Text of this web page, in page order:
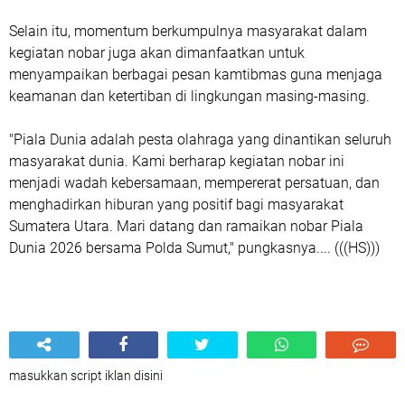
Selain itu, momentum berkumpulnya masyarakat dalam
kegiatan nobar juga akan dimanfaatkan untuk
menyampaikan berbagai pesan kamtibmas guna menjaga
keamanan dan ketertiban di lingkungan masing-masing.
"Piala Dunia adalah pesta olahraga yang dinantikan seluruh
masyarakat dunia. Kami berharap kegiatan nobar ini
menjadi wadah kebersamaan, mempererat persatuan, dan
menghadirkan hiburan yang positif bagi masyarakat
Sumatera Utara. Mari datang dan ramaikan nobar Piala
Dunia 2026 bersama Polda Sumut," pungkasnya.... (((HS)))
masukkan script iklan disini